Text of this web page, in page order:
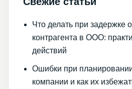
Что делать при задержке
контрагента в ООО:
действий
Ошибки при
компании и как их